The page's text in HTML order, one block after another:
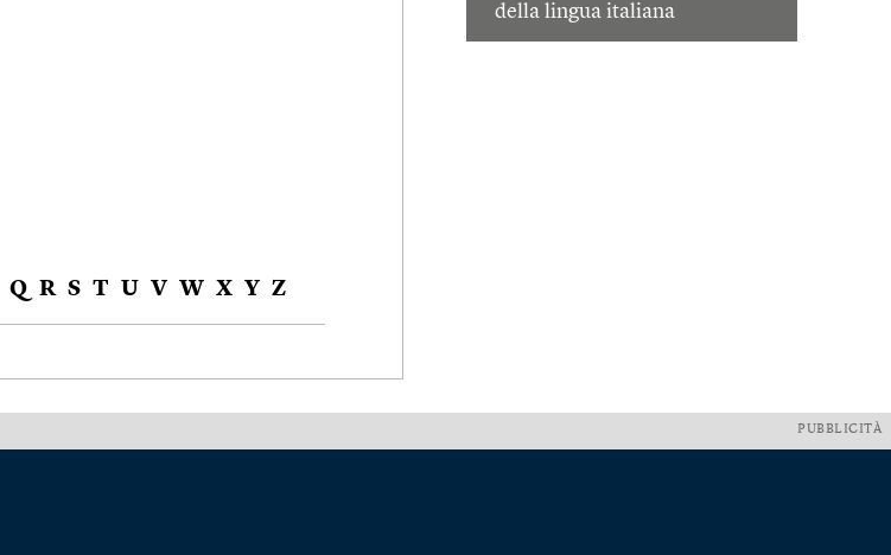
della lingua italiana
Q R S T U V W X Y Z
PUBBLICITÀ